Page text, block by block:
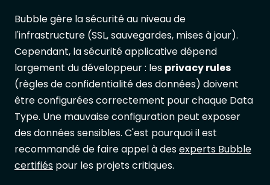
Bubble gère la sécurité au niveau de
l'infrastructure (SSL, sauvegardes, mises à jour).
Cependant, la sécurité applicative dépend
largement du développeur : les privacy rules
(règles de confidentialité des données) doivent
être configurées correctement pour chaque Data
Type. Une mauvaise configuration peut exposer
des données sensibles. C'est pourquoi il est
recommandé de faire appel à desexperts Bubble
certifiés pour les projets critiques.